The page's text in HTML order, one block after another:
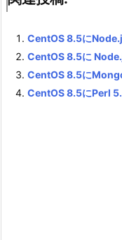
CentOS 8.5に
CentOS 8.5に
CentOS 8.5に
CentOS 8.5にPerl